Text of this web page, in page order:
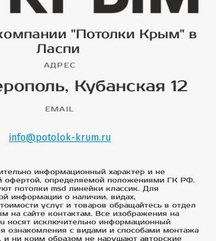
"Потолки Крым" в
Ласпи
АДРЕС
Кубанская 12
EMAIL
info@potolok-krum.ru
информационный характер и не
офертой, определяемой положениями ГК РФ.
потолки msd линейки классик. Для
информации о наличии, видах,
услуг и товаров обращайтесь в отдел
на сайте контактам. Все изображения на
носят исключительно информационный
ознакомления с видами и способами монтажа
и ни коим образом не нарушают авторские